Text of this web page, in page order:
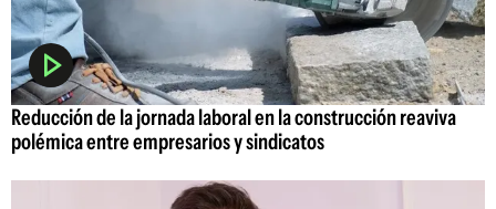
Reducción de la jornada laboral en la construcción reaviva
polémica entre empresarios y sindicatos